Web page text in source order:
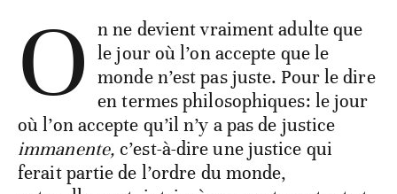
O n ne devient vraiment adulte que
le jour où l’on accepte que le
monde n’est pas juste. Pour le dire
en termes philosophiques: le jour
où l’on accepte qu’il n’y a pas de justice
immanente,c’est-à-dire une justice qui
ferait partie de l’ordre du monde,